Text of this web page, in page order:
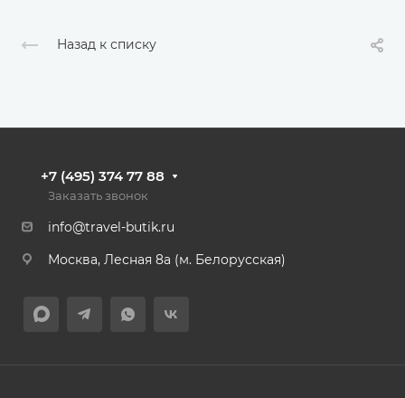
Назад к списку
+7 (495) 374 77 88
Заказать звонок
info@travel-butik.ru
Москва, Лесная 8а (м. Белорусская)